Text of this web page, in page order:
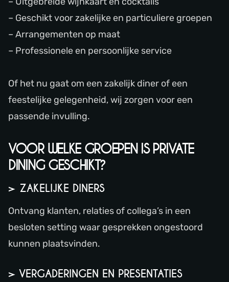
– Geschikt voor zakelijke en particuliere groepen
– Arrangementen op maat
– Professionele en persoonlijke service
Of het nu gaat om een zakelijk diner of een
feestelijke gelegenheid, wij zorgen voor een
passende invulling.
VOOR WELKE GROEPEN IS PRIVATE
DINING GESCHIKT?
> ZAKELIJKE DINERS
Ontvang klanten, relaties of collega’s in een
besloten setting waar gesprekken ongestoord
kunnen plaatsvinden.
> VERGADERINGEN EN PRESENTATIES